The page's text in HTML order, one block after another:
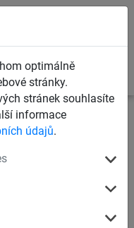
optimálně
stránky.
stránek souhlasíte
informace
údajů.
sítě a plachty pro
g/m²,